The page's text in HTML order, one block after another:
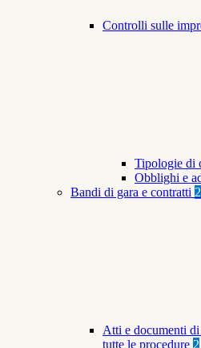
Controlli sulle
Tipologie di
Obblighi e
Bandi di gara e contratti
Atti e documenti di
tutte le procedure 2